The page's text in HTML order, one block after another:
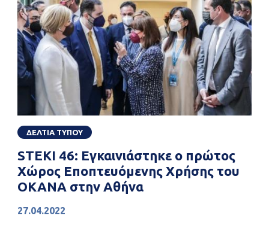
ΔΕΛΤΙΑ ΤΥΠΟΥ
STEKI 46: Εγκαινιάστηκε ο πρώτος
Χώρος Εποπτευόμενης Χρήσης του
ΟΚΑΝΑ στην Αθήνα
27.04.2022